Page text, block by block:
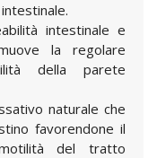
intestinale e
la regolare
della parete
naturale che
favorendone il
del tratto